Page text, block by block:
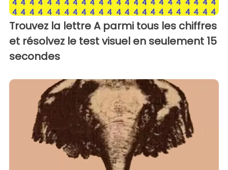
Trouvez la lettre A parmi tous les chiffres
et résolvez le test visuel en seulement 15
secondes